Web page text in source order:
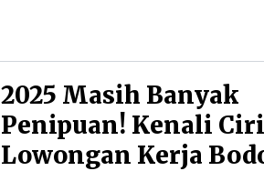
2025 Masih Banyak
Penipuan! Kenali
Lowongan Kerja